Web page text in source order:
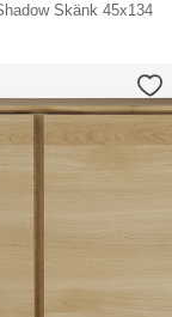
Skänk 45x134